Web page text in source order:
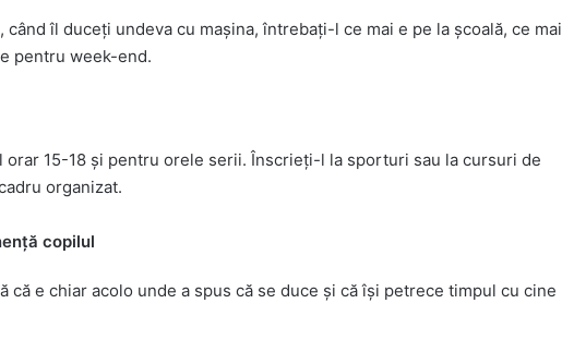
îl duceți undeva cu mașina, întrebați-l ce mai e pe la școală, ce mai
pentru week-end.
15-18 și pentru orele serii. Înscrieți-l la sporturi sau la cursuri de
organizat.
copilul
că e chiar acolo unde a spus că se duce și că își petrece timpul cu cine